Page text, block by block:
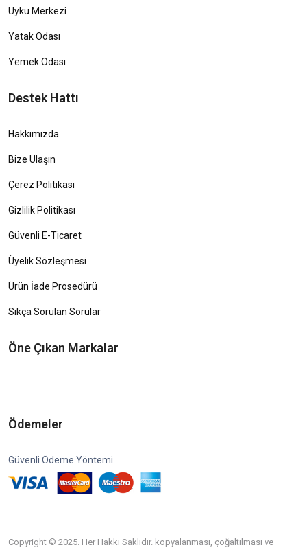
Uyku Merkezi
Yatak Odası
Yemek Odası
Destek Hattı
Hakkımızda
Bize Ulaşın
Çerez Politikası
Gizlilik Politikası
Güvenli E-Ticaret
Üyelik Sözleşmesi
Ürün İade Prosedürü
Sıkça Sorulan Sorular
Öne Çıkan Markalar
Ödemeler
Güvenli Ödeme Yöntemi
Copyright © 2025. Her Hakkı Saklıdır. kopyalanması, çoğaltılması ve